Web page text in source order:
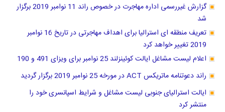
گزارش غیررسمی اداره مهاجرت در خصوص راند 11 نوامبر 2019 برگزار
شد
تعریف منطقه ای استرالیا برای اهداف مهاجرتی در تاریخ 16 نوامبر
2019 تغییر خواهد کرد
اعلام لیست مشاغل ایالت کوئینزلند 25 نوامبر برای ویزای 491 و 190
راند دعوتنامه ماتریکس ACT در مورخه 25 نوامبر 2019 برگزار گردید
ایالت استرالیای جنوبی لیست مشاغل و شرایط اسپانسری خود را
منتشر کرد